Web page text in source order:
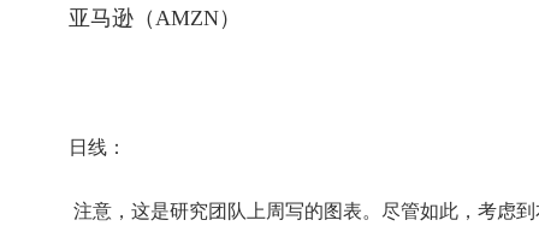
亚马逊（AMZN）
日线：
注意，这是研究团队上周写的图表。尽管如此，考虑